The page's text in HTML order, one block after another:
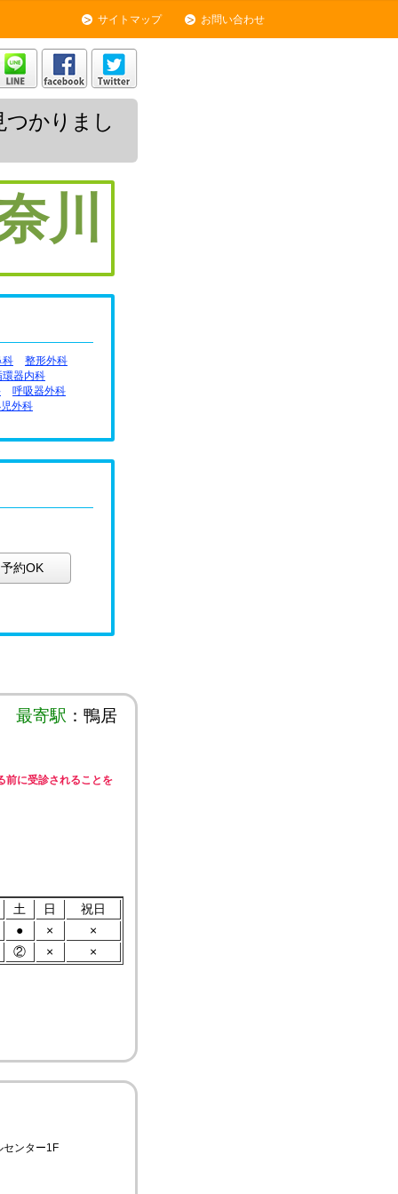
サイトマップ お問い合わせ
つかりまし
川
科
整形外科
環器内科
呼吸器外科
外科
約OK
最寄駅 ：鴨居
前に受診されることを
土 日
祝日
●
×
×
②
× ×
ンター1F